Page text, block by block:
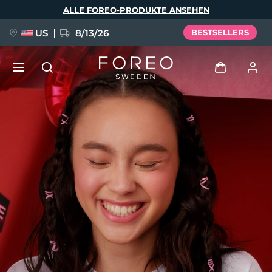
ALLE FOREO-PRODUKTE ANSEHEN
US 8/13/26 BESTSELLERS
Benutzerkonto
Meine Geräte
Meine Bestellungen
Meine Adressen
Meine Abonnements
FAQ™ Pure Beauty-Tech Elixir
BREAKING NEWS
issa™ Teeth Whitening Set
Sprache
English Deutsch
Español
Français
Italiano
Português
Polski
Svenska
Русский
Türkçe
简体中文 繁體中文